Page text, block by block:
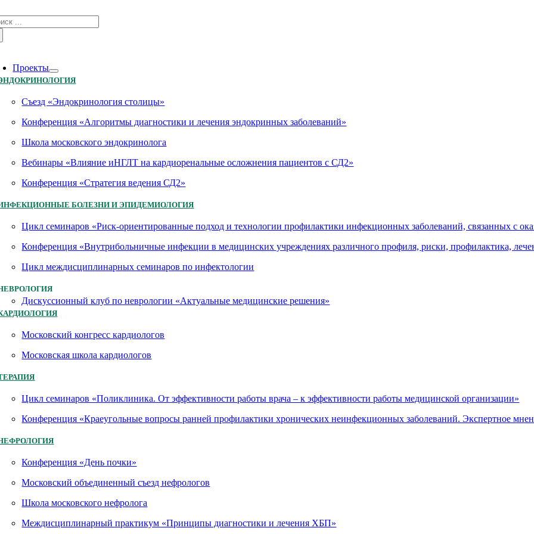
to
content
Проекты
Съезд «Эндокринология столицы»
Конференция «Алгоритмы диагностики и лечения эндокринных заболеваний»
Школа московского эндокринолога
Вебинары «Влияние иНГЛТ на кардиоренальные осложнения пациентов с СД2»
Конференция «Стратегия ведения СД2»
БОЛЕЗНИ И ЭПИДЕМИОЛОГИЯ
Цикл семинаров «Риск-ориентированные подход и технологии профилактики инфекционных заболеваний, связанных с
Конференция «Внутрибольничные инфекции в медицинских учреждениях различного профиля, риски, профилактика,
Цикл междисциплинарных семинаров по инфектологии
Дискуссионный клуб по неврологии «Актуальные медицинские решения»
Московский конгресс кардиологов
Московская школа кардиологов
Цикл семинаров «Поликлиника. От эффективности работы врача – к эффективности работы медицинской организации»
Конференция «Краеугольные вопросы ранней профилактики хронических неинфекционных заболеваний. Экспертное
Конференция «День почки»
Московский объединенный съезд нефрологов
Школа московского нефролога
Междисциплинарный практикум «Принципы диагностики и лечения ХБП»